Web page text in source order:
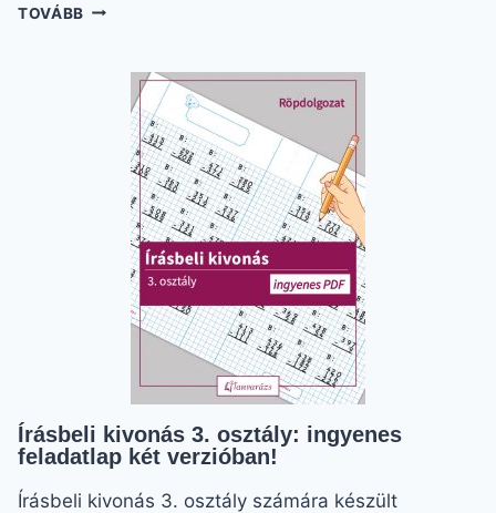
TOVÁBB NEGATÍV
SZUPER
HŐMÉRŐS
GYAKORLÁS
Írásbeli kivonás 3. osztály: ingyenes
feladatlap két verzióban!
Írásbeli kivonás 3. osztály számára készült